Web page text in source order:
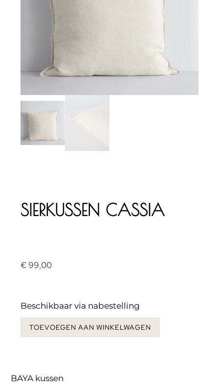
SIERKUSSEN CASSIA
€ 99,00
Beschikbaar via nabestelling
TOEVOEGEN AAN WINKELWAGEN
BAYA kussen